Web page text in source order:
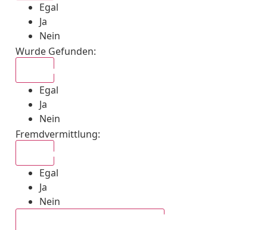
Egal
Ja
Nein
Wurde Gefunden:
Egal
Ja
Nein
Fremdvermittlung:
Egal
Ja
Nein